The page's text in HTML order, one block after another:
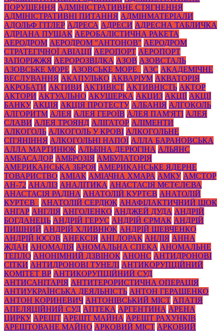
ПОРУШЕННЯ АДМІНІСТРАТИВНЕ СТЯГНЕННЯ
АДМІНІСТРАТИВНІ ПИТАННЯ АДМІНМАТЕРІАЛИ
АДОЛЬФ ГІТЛЕР АДРЕСА АДРЕСИ АДРЕСНА ТАБЛИЧКА
АДРІАНА ПУЩАК АЕРОБАЛІСТИЧНА РАКЕТА
АЕРОДРОМ АЕРОДРОМ "АНТОНОВ" АЕРОДРОМ
СТРАТЕГІЧНОЇ АВІАЦІЇ АЕРОПОРТ АЕРОПОРТ
ЗАПОРІЖЖЯ АЕРОРОЗВІДКА АЗОВ АЗОВСТАЛЬ
АЗОВСЬКЕ МОРЕ АЗОВСЬКЕ МОРЕ_ АЗС АКАДЕМІЧНЕ
ВЕСЛУВАННЯ АКАПУЛЬКО АКВАРІУМ АКВАТОРІЯ
АКРОБАТИ АКТИВИ АКТИВІСТ АКТИВНІСТЬ АКТОР
АКТОРИ АКТУАЛЬНО АКУШЕРКА АКЦИЗ АКЦІЇ АКЦІЇ
БАНКУ АКЦІЯ АКЦІЯ ПРОТЕСТУ АЛБАНІЯ АЛГОКОЛЬ
АЛГОРИТМ АЛЕЯ АЛЕЯ ГЕРОЇВ АЛЕЯ ПАМ'ЯТІ АЛЕЯ
СЛАВИ АЛЕЯ ТРОЯНД АЛІГАТОР АЛІМЕНТИ
АЛКОГОЛЬ АЛКОГОЛЬ У КРОВІ АЛКОГОЛЬНЕ
СП'ЯНІННЯ АЛКОГОЛЬНІ НАПОЇ АЛЛА БАРАНОВСЬКА
АЛЛА МАРТИНЮК АЛЬБІНА ДЕРЮГІНА АЛЬЯНС
АМБАСАДОР АМБРОЗІЯ АМБУЛАТОРІЯ
АМЕРИКАНСЬКА ЗБРОЯ АМЕРИКАНСЬКЕ ЯДЕРНЕ
ТОВАРИСТВО АМІАК АМІАЧНА ХМАРА АМКУ АМСТОР
АН-72 АНАЛІЗ АНАЛІТИКА АНАСТАСІЯ МЄТЄЛЄВА
АНАСТАСІЯ РАДІНА АНАТОЛІЙ КУРТЄВ АНАТОЛІЙ
КУРТЄВ_
АНАТОЛІЙ СЕРДЮК АНАФІЛАКТИЧНИЙ ШОК
АНГАР АНГЛІЯ АНГОЛЕНКО АНДЖЕЙ ДУДА АНДРІЙ
БОГДАНЕЦЬ АНДРІЙ ГЕРУС АНДРІЙ ЄРМАК АНДРІЙ
ПИШНИЙ АНДРІЙ ХЛИВНЮК АНДРІЙ ШЕВЧЕНКО
АНДРІЙ ЮСОВ АНЕКСІЯ АНІ ЛОРАК АНЛІЯ АННА
ЖДАН АНОМАЛІЯ АНОМАЛЬНА СПЕКА АНОМАЛЬНЕ
ТЕПЛО АНОНІМНИЙ ДЗВІНОК АНОНС АНТИДРОНОВІ
СІТКИ АНТИДРОНОВІ ТУНЕЛІ АНТИКОРУПЦІЙНИЙ
КОМІТЕТ ВР АНТИКОРУПЦІЙНИЙ СУД
АНТИСАНІТАРІЯ АНТИТЕРОРИСТИЧНА ОПЕРАЦІЯ
АНТИУКРАЇНСЬКА ДЕЯЛЬНІСТЬ АНТОН ГЕРАЩЕНКО
АНТОН КОРИНЕВИЧ АНТОНІВСЬКИЙ МІСТ АПАТІЯ
АПЕЛЯЦІЙНИЙ СУД АПТЕКА АРГЕНТИНА АРЕНА
ЦИРКУ АРЕШТ АРЕШТ МАЙНА АРЕШТ РАХУНКІВ
АРЕШТОВАНЕ МАЙНО АРКОВИЙ МІСТ АРКОВИЙ